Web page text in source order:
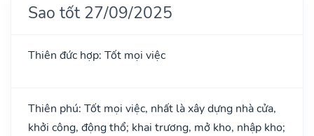
Sao tốt 27/09/2025
Thiên đức hợp: Tốt mọi việc
Thiên phú: Tốt mọi việc, nhất là xây dựng nhà cửa,
khởi công, động thổ; khai trương, mở kho, nhập kho;